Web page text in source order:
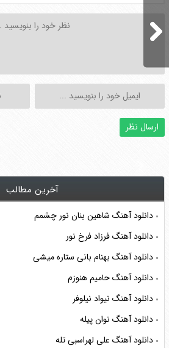
آخرین مطالب
دانلود آهنگ شاهین بنان نور چشمم
دانلود آهنگ فرزاد فرخ نور
دانلود آهنگ بهنام بانی ستاره میشی
دانلود آهنگ حامیم هنوزم
دانلود آهنگ نیواد نیلوفر
دانلود آهنگ نوان پیله
دانلود آهنگ علی لهراسبی تله